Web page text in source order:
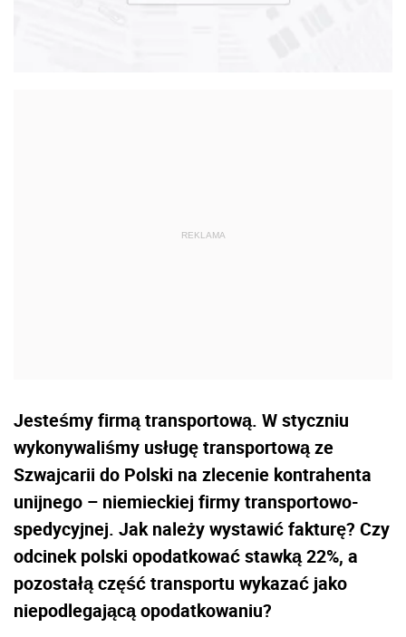
Jesteśmy firmą transportową. W styczniu
wykonywaliśmy usługę transportową ze
Szwajcarii do Polski na zlecenie kontrahenta
unijnego – niemieckiej firmy transportowo-
spedycyjnej. Jak należy wystawić fakturę? Czy
odcinek polski opodatkować stawką 22%, a
pozostałą część transportu wykazać jako
niepodlegającą opodatkowaniu?